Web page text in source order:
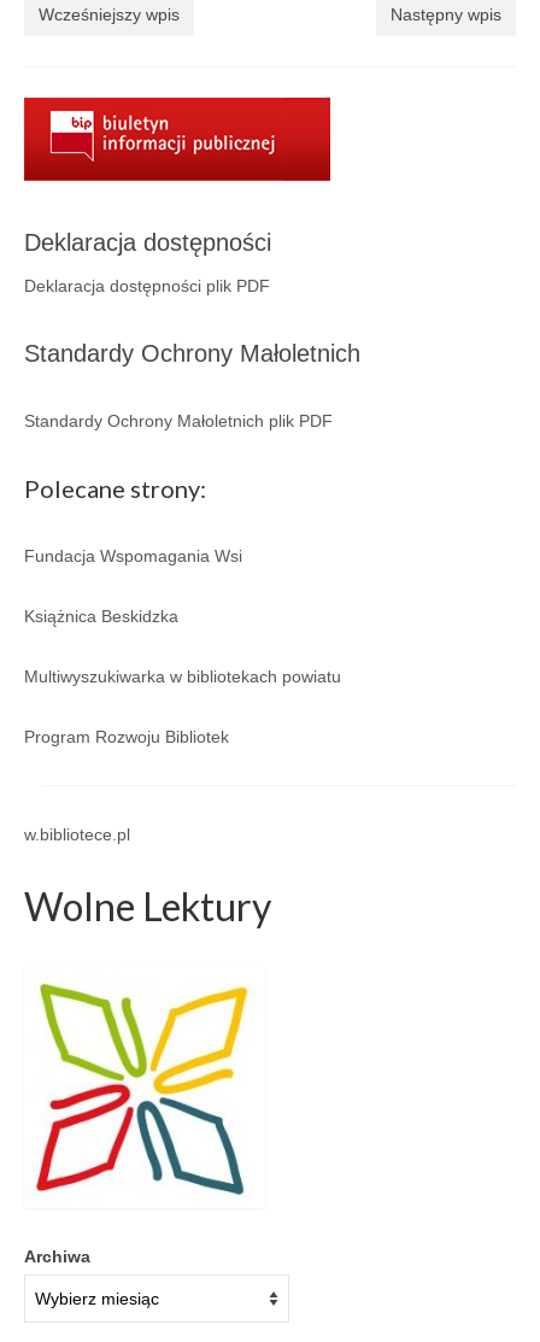
wydarzenia 2019
wydarzenia 2017
wydarzenia 2016
Klauzula informacyjna
Regulamin
Regulamin korzystania ze zbiorów i usług GBP
w Porąbce.
Galeria
Galeria 2023
Galeria 2022
Galeria 2020
Galeria 2018
O bibliotece
Historia
Misja
Wizja
Kontakt
Dane kontaktowe
Wcześniejszy wpis Następny wpis
Deklaracja dostępności
Deklaracja dostępności plik PDF
Standardy Ochrony Małoletnich
Standardy Ochrony Małoletnich plik PDF
Polecane strony:
Fundacja Wspomagania Wsi
Książnica Beskidzka
Multiwyszukiwarka w bibliotekach powiatu
Program Rozwoju Bibliotek
w.bibliotece.pl
Wolne Lektury
Archiwa